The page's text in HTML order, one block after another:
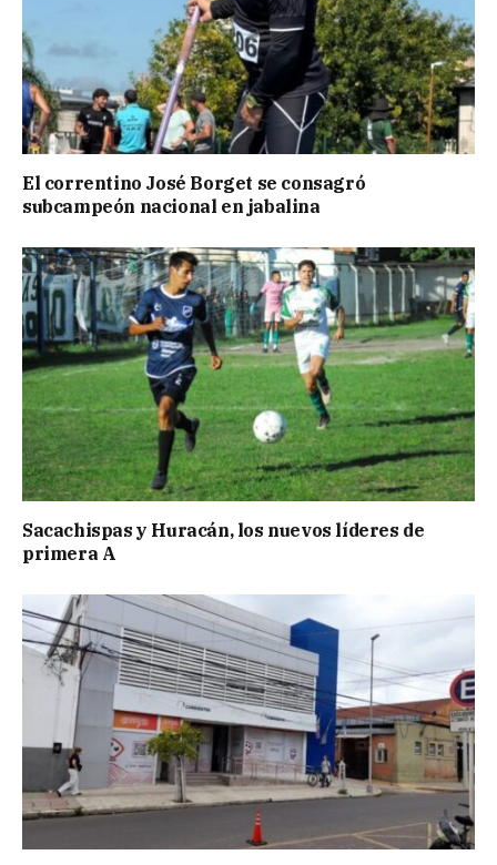
El correntino José Borget se consagró
subcampeón nacional en jabalina
Sacachispas y Huracán, los nuevos líderes de
primera A